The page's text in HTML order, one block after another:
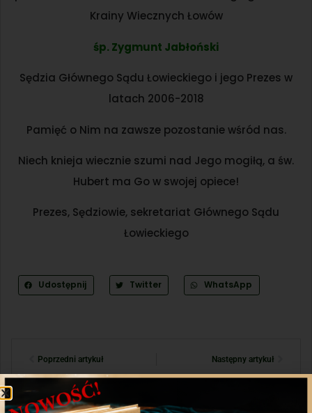
Krainy Wiecznych Łowów
śp. Zygmunt Jabłoński
Sędzia Głównego Sądu Łowieckiego i jego Prezes w
latach 2006-2018
Pamięć o Nim na zawsze pozostanie wśród nas.
Niech knieja wiecznie szumi nad Jego mogiłą, a św.
Hubert ma Go w swojej opiece!
Prezes, Sędziowie, sekretariat Głównego Sądu
Łowieckiego
Udostępnij Twitter WhatsApp
Poprzedni artykuł Następny artykuł